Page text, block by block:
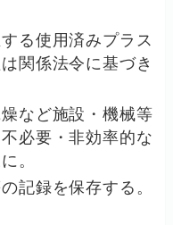
る使用済みプラス
関係法令に基づき
など施設・機械等
必要・非効率的な
。
記録を保存する。